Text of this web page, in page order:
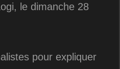
le dimanche 28
pour expliquer